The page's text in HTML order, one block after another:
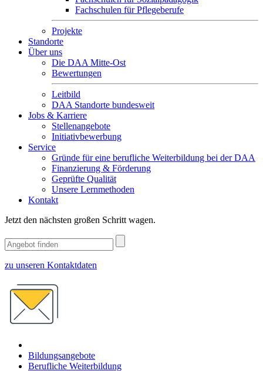
Fachschulen für Pflegeberufe
Projekte
Standorte
Über uns
Die DAA Mitte-Ost
Bewertungen
Leitbild
DAA Standorte bundesweit
Jobs & Karriere
Stellenangebote
Initiativbewerbung
Service
Gründe für eine berufliche Weiterbildung bei der DAA
Finanzierung & Förderung
Geprüfte Qualität
Unsere Lernmethoden
Kontakt
Jetzt den nächsten großen Schritt wagen.
zu unseren Kontaktdaten
Bildungsangebote
Berufliche Weiterbildung